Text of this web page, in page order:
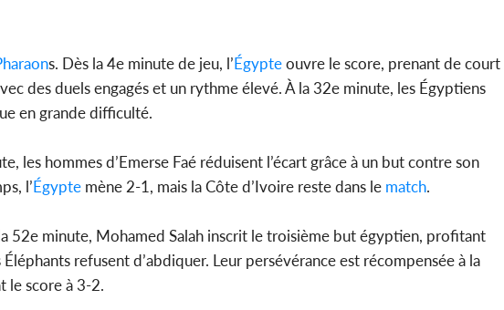
s. Dès la 4e minute de jeu, l’Égypteouvre le score, prenant de court
des duels engagés et un rythme élevé. À la 32e minute, les Égyptiens
en grande difficulté.
les hommes d’Emerse Faé réduisent l’écart grâce à un but contre son
l’Égypte mène 2-1, mais la Côte d’Ivoire reste dans le match.
52e minute, Mohamed Salah inscrit le troisième but égyptien, profitant
refusent d’abdiquer. Leur persévérance est récompensée à la
le score à 3-2.
conseiller de Soro a recou...